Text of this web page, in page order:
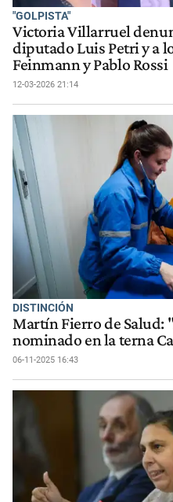
"GOLPISTA"
Victoria Villarruel
diputado Luis Petri y a
Feinmann y Pablo Rossi
12-03-2026 21:14
DISTINCIÓN
Martín Fierro de Salud:
nominado en la terna
06-11-2025 16:43